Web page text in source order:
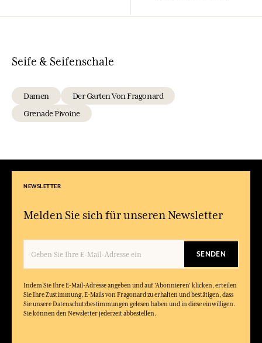
Seife & Seifenschale
Damen
Der Garten Von Fragonard
Grenade Pivoine
NEWSLETTER
Melden Sie sich für unseren Newsletter
SENDEN
Indem Sie Ihre E-Mail-Adresse angeben und auf 'Abonnieren' klicken, erteilen
Sie Ihre Zustimmung, E-Mails von Fragonard zu erhalten und bestätigen, dass
Sie unsere Datenschutzbestimmungen gelesen haben und in diese einwilligen.
Sie können den Newsletter jederzeit abbestellen.